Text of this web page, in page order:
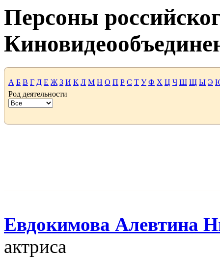
Персоны
А Б В Г Д Е Ж З И К Л М Н О П Р С Т У Ф Х Ц Ч Ш Щ Ы Э
Род деятельности
Евдокимова Алевтина
актриса